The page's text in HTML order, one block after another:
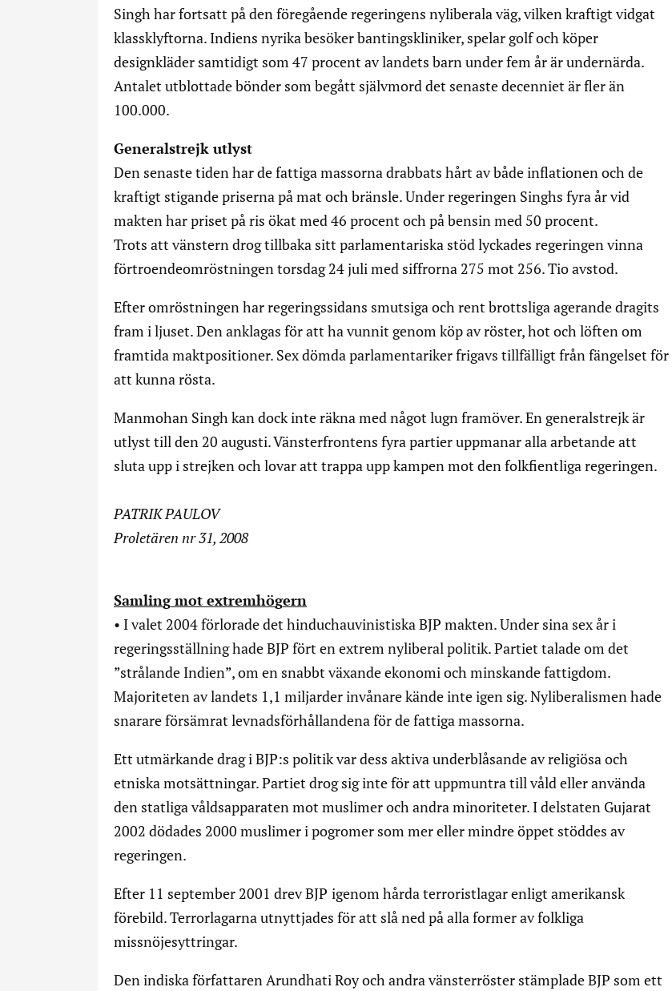
Singh har fortsatt på den föregående regeringens nyliberala väg, vilken kraftigt vidgat
klassklyftorna. Indiens nyrika besöker bantingskliniker, spelar golf och köper
designkläder samtidigt som 47 procent av landets barn under fem år är undernärda.
Antalet utblottade bönder som begått självmord det senaste decenniet är fler än
100.000.
Generalstrejk utlyst
Den senaste tiden har de fattiga massorna drabbats hårt av både inflationen och de
kraftigt stigande priserna på mat och bränsle. Under regeringen Singhs fyra år vid
makten har priset på ris ökat med 46 procent och på bensin med 50 procent.
Trots att vänstern drog tillbaka sitt parlamentariska stöd lyckades regeringen vinna
förtroendeomröstningen torsdag 24 juli med siffrorna 275 mot 256. Tio avstod.
Efter omröstningen har regeringssidans smutsiga och rent brottsliga agerande dragits
fram i ljuset. Den anklagas för att ha vunnit genom köp av röster, hot och löften om
framtida maktpositioner. Sex dömda parlamentariker frigavs tillfälligt från fängelset för
att kunna rösta.
Manmohan Singh kan dock inte räkna med något lugn framöver. En generalstrejk är
utlyst till den 20 augusti. Vänsterfrontens fyra partier uppmanar alla arbetande att
sluta upp i strejken och lovar att trappa upp kampen mot den folkfientliga regeringen.
PATRIK PAULOV
Proletären nr 31, 2008
Samlingmot extremhögern
• I valet 2004 förlorade det hinduchauvinistiska BJP makten. Under sina sex år i
regeringsställning hade BJP fört en extrem nyliberal politik. Partiet talade om det
”strålande Indien”, om en snabbt växande ekonomi och minskande fattigdom.
Majoriteten av landets 1,1 miljarder invånare kände inte igen sig. Nyliberalismen hade
snarare försämrat levnadsförhållandena för de fattiga massorna.
Ett utmärkande drag i BJP:s politik var dess aktiva underblåsande av religiösa och
etniska motsättningar. Partiet drog sig inte för att uppmuntra till våld eller använda
den statliga våldsapparaten mot muslimer och andra minoriteter. I delstaten Gujarat
2002 dödades 2000 muslimer i pogromer som mer eller mindre öppet stöddes av
regeringen.
Efter 11 september 2001 drev BJP igenom hårda terroristlagar enligt amerikansk
förebild. Terrorlagarna utnyttjades för att slå ned på alla former av folkliga
missnöjesyttringar.
Den indiska författaren Arundhati Roy och andra vänsterröster stämplade BJP som ett